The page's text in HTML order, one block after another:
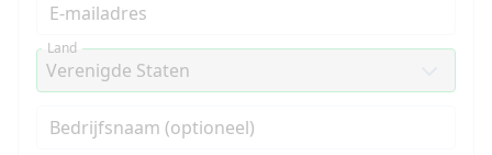
E-mailadres
Land
Bedrijfsnaam (optioneel)